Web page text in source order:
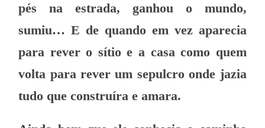
pés na estrada, ganhou o mundo,
sumiu… E de quando em vez aparecia
para rever o sítio e a casa como quem
volta para rever um sepulcro onde jazia
tudo que construíra e amara.